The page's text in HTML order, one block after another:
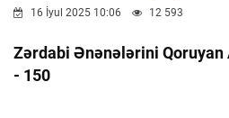
16 İyul 2025 10:06 12 593
Zərdabi Ənənələrini Qoruyan
- 150